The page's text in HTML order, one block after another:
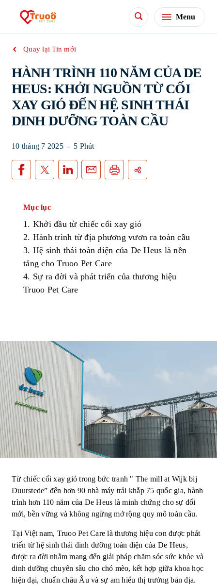
Menu
Quay lại Tin mới
HÀNH TRÌNH 110 NĂM CỦA DE
HEUS: KHỞI NGUỒN TỪ CỐI
XAY GIÓ ĐẾN HỆ SINH THÁI
DINH DƯỠNG TOÀN CẦU
10 tháng 7 2025 - 5 Phút
Mục lục
1. Khởi đầu từ chiếc cối xay gió
2. Hành trình từ địa phương vươn ra toàn cầu
3. Hệ sinh thái toàn diện của De Heus là nền
tảng cho Truoo Pet Care
4. Sự ra đời và phát triển của thương hiệu
Truoo Pet Care
Từ chiếc cối xay gió trong bức tranh " The mill at Wijk bij
Duurstede” đến hơn 90 nhà máy trải khắp 75 quốc gia, hành
trình hơn 110 năm của De Heus là minh chứng cho sự đổi
mới, bền vững và không ngừng mở rộng quy mô toàn cầu.
Tại Việt nam, Truoo Pet Care là thương hiệu con được phát
triển từ hệ sinh thái dinh dưỡng toàn diện của De Heus,
được ra đời nhằm mang đến giải pháp chăm sóc sức khỏe và
dinh dưỡng chuyên sâu cho chó mèo, kết hợp giữa khoa học
hiện đại, chuẩn châu Âu và sự am hiểu thị trường bản địa.